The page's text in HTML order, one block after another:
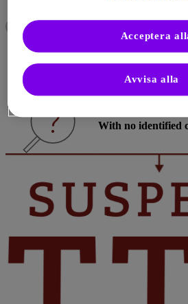
Microangiopathic
(MAHA)
characterized by
With no identified
Avvisa alla
Acceptera